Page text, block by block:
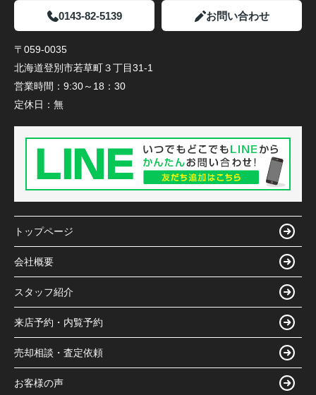
0143-82-5139 お問い合わせ
〒059-0035
北海道登別市若草町３丁目31-1
営業時間： 9:30～18：30
定休日： 無
トップページ
会社概要
スタッフ紹介
来店予約・内覧予約
売却相談・査定依頼
お客様の声